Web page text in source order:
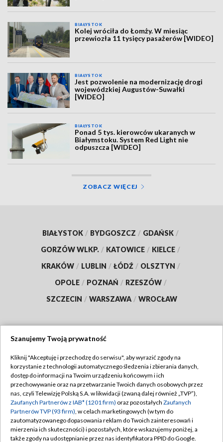
BIAŁYSTOK
Kolej wróciła do Łomży. W miesiąc
przewiozła 11 tysięcy pasażerów [WIDEO]
BIAŁYSTOK
Jest pozwolenie na modernizację drogi
wojewódzkiej Augustów-Suwałki
[WIDEO]
BIAŁYSTOK
Ponad 5 tys. kierowców ukaranych w
Białymstoku. System Red Light nie
odpuszcza [WIDEO]
ZOBACZ WIĘCEJ
BIAŁYSTOK / BYDGOSZCZ / GDAŃSK /
GORZÓW WLKP. / KATOWICE / KIELCE /
KRAKÓW / LUBLIN / ŁÓDŹ / OLSZTYN /
OPOLE / POZNAŃ / RZESZÓW /
SZCZECIN / WARSZAWA / WROCŁAW
TVP
Abonament TVP
Emisja w TVP
Centrum informacji TVP
Naziemna Telewizja Cyfrowa
Regulamin TVP
Polityka prywatności
Moje zgody
Pomoc
Szanujemy Twoją prywatność
Kliknij "Akceptuję i przechodzę do serwisu", aby wyrazić zgody na
korzystanie z technologii automatycznego śledzenia i zbierania danych,
dostęp do informacji na Twoim urządzeniu końcowym i ich
przechowywanie oraz na przetwarzanie Twoich danych osobowych przez
nas, czyli Telewizję Polską S.A. w likwidacji (zwaną dalej również „TVP”),
Zaufanych Partnerów z IAB* (1201 firm) oraz pozostałych Zaufanych
Partnerów TVP (93 firm), w celach marketingowych (w tym do
zautomatyzowanego dopasowania reklam do Twoich zainteresowań i
mierzenia ich skuteczności) i pozostałych, które wskazujemy poniżej, a
także zgody na udostępnianie przez nas identyfikatora PPID do Google.